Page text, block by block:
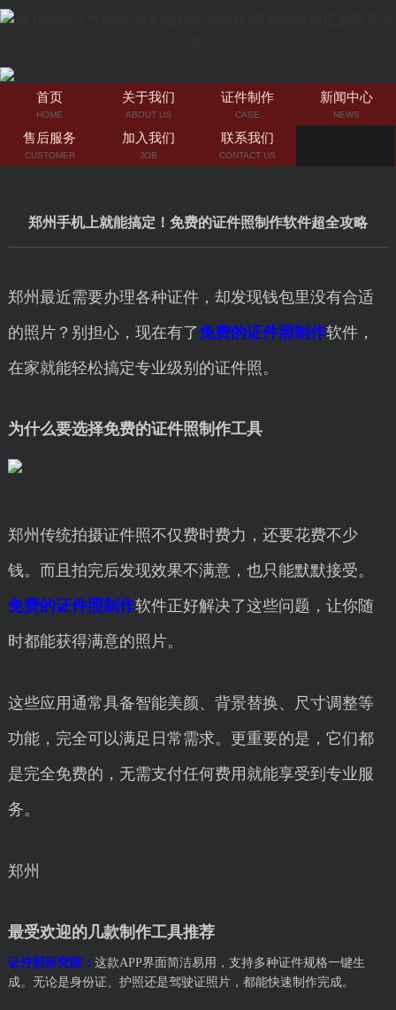
首页
HOME
关于我们
ABOUT US
证件制作
CASE
新闻中心
NEWS
售后服务
CUSTOMER
加入我们
JOB
联系我们
CONTACT US
郑州手机上就能搞定！免费的证件照制作软件超全攻略
郑州最近需要办理各种证件，却发现钱包里没有合适
的照片？别担心，现在有了免费的证件照制作软件，
在家就能轻松搞定专业级别的证件照。
为什么要选择免费的证件照制作工具
郑州传统拍摄证件照不仅费时费力，还要花费不少
钱。而且拍完后发现效果不满意，也只能默默接受。
免费的证件照制作软件正好解决了这些问题，让你随
时都能获得满意的照片。
这些应用通常具备智能美颜、背景替换、尺寸调整等
功能，完全可以满足日常需求。更重要的是，它们都
是完全免费的，无需支付任何费用就能享受到专业服
务。
郑州
最受欢迎的几款制作工具推荐
证件照研究院： 这款APP界面简洁易用，支持多种证件规格一键生
成。无论是身份证、护照还是驾驶证照片，都能快速制作完成。